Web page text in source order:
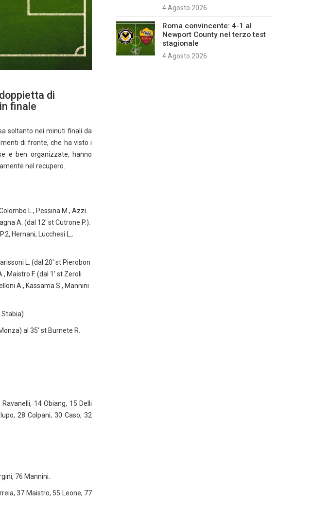
di
finale
soltanto nei minuti finali da
di fronte, che ha visto i
e ben organizzate, hanno
nel recupero.
L., Pessina M., Azzi
A. (dal 12′ st Cutrone P.).
Hernani, Lucchesi L.,
L. (dal 20′ st Pierobon
Maistro F. (dal 1′ st Zeroli
A., Kassama S., Mannini
.
al 35′ st Burnete R.
14 Obiang, 15 Delli
28 Colpani, 30 Caso, 32
76 Mannini.
37 Maistro, 55 Leone, 77
4 Agosto 2026
Roma convincente: 4-1 al
Newport County nel terzo test
stagionale
4 Agosto 2026